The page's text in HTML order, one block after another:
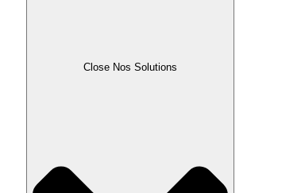
Close Nos Solutions